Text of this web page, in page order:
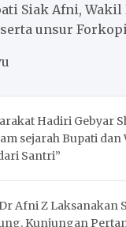
Siak Afni, Wakil
unsur
Hadiri Gebyar
sejarah Bupati dan
Santri”
Afni Z Laksanakan
Kunjungan